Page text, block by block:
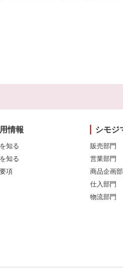
情報
知る
知る
項
シモジ
販売部門
営業部門
商品企画
仕入部門
物流部門